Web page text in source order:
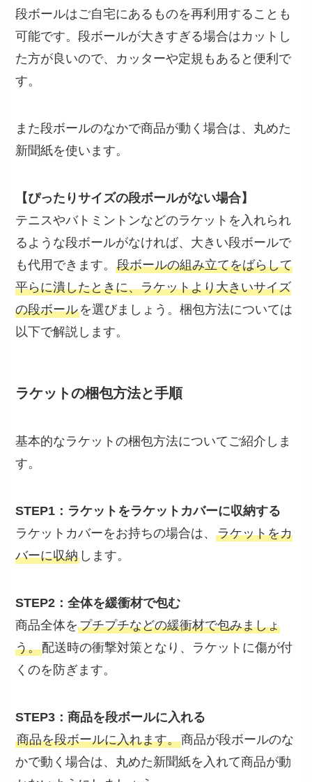
段ボールはご自宅にあるものを再利用することも
可能です。段ボールが大きすぎる場合はカットし
た方が良いので、カッターや定規もあると便利で
す。
また段ボールのなかで商品が動く場合は、丸めた
新聞紙を使います。
【ぴったりサイズの段ボールがない場合】
テニスやバトミントンなどのラケットを入れられ
るような段ボールがなければ、大きい段ボールで
も代用できます。段ボールの組み立てをばらして
平らに潰したときに、ラケットより大きいサイズ
の段ボールを選びましょう。梱包方法については
以下で解説します。
ラケットの梱包方法と手順
基本的なラケットの梱包方法についてご紹介しま
す。
STEP1：ラケットをラケットカバーに収納する
ラケットカバーをお持ちの場合は、ラケットをカ
バーに収納 します。
STEP2：全体を緩衝材で包む
商品全体をプチプチなどの緩衝材で包みましょ
う。配送時の衝撃対策となり、ラケットに傷が付
くのを防ぎます。
STEP3：商品を段ボールに入れる
商品を段ボールに入れます。商品が段ボールのな
かで動く場合は、丸めた新聞紙を入れて商品が動